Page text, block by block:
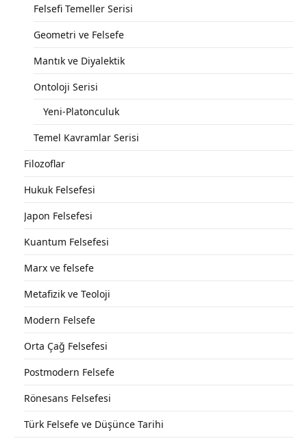
Felsefi Temeller Serisi
Geometri ve Felsefe
Mantık ve Diyalektik
Ontoloji Serisi
Yeni-Platonculuk
Temel Kavramlar Serisi
Filozoflar
Hukuk Felsefesi
Japon Felsefesi
Kuantum Felsefesi
Marx ve felsefe
Metafizik ve Teoloji
Modern Felsefe
Orta Çağ Felsefesi
Postmodern Felsefe
Rönesans Felsefesi
Türk Felsefe ve Düşünce Tarihi